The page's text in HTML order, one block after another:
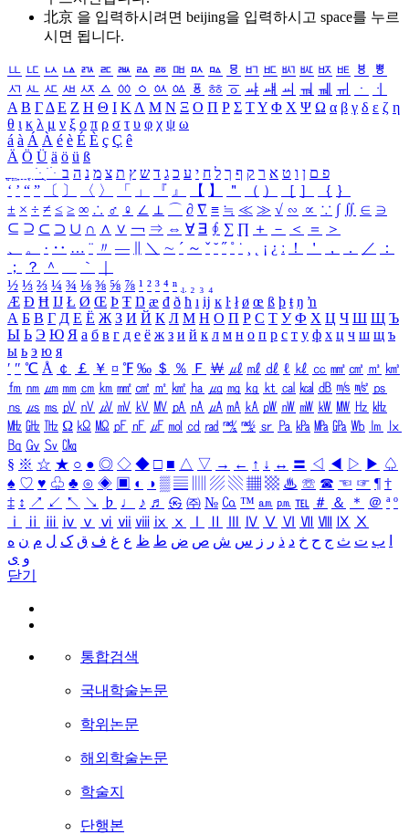
北京 을 입력하시려면 beijing을 입력하시고 space를 누르
시면 됩니다.
ㅥ ㅦ ㅧ ㅨ ㅩ ㅪ ㅫ ㅬ ㅭ ㅮ ㅯ ㅰ ㅱ ㅲ ㅳ ㅴ ㅵ ㅶ ㅷ ㅸ
ㅹ
ㅺ ㅻ ㅼ ㅽ ㅾ ㅿ ㆀ ㆁ ㆂ ㆃ ㆄ ㆅ ㆆ ㆇ ㆈ ㆉ ㆊ ㆋ ㆌ ㆍ
ㆎ
Α Β ΓΔ Ε Ζ Η Θ Ι ΚΛ Μ Ν Ξ Ο Π Ρ Σ ΤΥ Φ Χ Ψ Ω α β γ δ ε ζ η
θ ι κ λ μ ν ξ ο π ρ σ τ υ φ χ ψ ω
á à Á À é è É È ç Ç ê
Ä Ö Ü ä ö ü ß
ִֶֹ ֻּ ׁׂ פ ם ן ו ט א ר ק ף ך ל ח י ע כ ג ד ש ץ ת צ מ נ ה ב
‘ ’ “ ” 〔 〕 〈 〉 「 」 『 』 【 】 ＂ （ ） ［ ］ ｛ ｝
± × ÷ ≠ ≤ ≥ ∞ ∴ ♂ ♀ ∠ ⊥ ⌒ ∂ ∇ ≡ ≒ ≪ ≫ √ ∽ ∝ ∵ ∫ ∬ ∈ ∋
⊆ ⊇ ⊂ ⊃ ∪ ∩ ∧ ∨ ￢ ⇒ ⇔ ∀ ∃ ∮ ∑ ∏ ＋ － ＜ ＝
＞
、
。 · ‥ … ¨ 〃 ― ＼ ∼ ´ ～ ˇ ˘ ˝ ˚ ˙ ¸ ¡ ¿ ː ！ ＇ ， ． ／
：
；
？ ＾ ｀
½ ⅓ ⅔ ¼ ¾ ⅛ ⅜ ⅝ ⅞ ¹ ² ³ ⁴ ⁿ ₁ ₂ ₃ ₄
Æ Ð Ħ Ĳ Ł Ø Œ Þ Ŧ Ŋ æ đ ð ħ ı ĳ ĸ ŀ ł ø œ ß þ ŧ ŋ ŉ
А Б В Г Д Е Ё Ж З И Й К Л М Н О П Р С Т У Ф Х Ц Ч Ш Щ Ъ
Ы Ь Э Ю Я а б в г д е ё ж з и й к л м н о п р с т у ф х ц ч ш щ ъ
ы ь э ю я
′ ″ ℃ Å ￠ ￡ ￥ ¤ ℉ ‰ ＄ ％ Ｆ ￦ ㎕ ㎖ ㎗ ℓ ㎘ ㏄ ㎣ ㎤ ㎥ ㎦
㎙ ㎚ ㎛ ㎜ ㎝ ㎞ ㎟ ㎠ ㎡ ㎢ ㏊ ㎍ ㎎ ㎏ ㏏ ㎈ ㎉ ㏈ ㎧ ㎨ ㎰
㎱ ㎲ ㎳ ㎴ ㎵ ㎶ ㎷ ㎸ ㎹ ㎀ ㎁ ㎂ ㎃ ㎄ ㎺ ㎻ ㎽ ㎾ ㎿ ㎐ ㎑
㎒ ㎓ ㎔ Ω ㏀ ㏁ ㎊ ㎋ ㎌ ㏖ ㏅ ㎭ ㎮ ㎯ ㏛ ㎩ ㎪ ㎫ ㎬ ㏝ ㏐
㏓
㏃ ㏉ ㏜ ㏆
§ ※ ☆ ★ ○ ● ◎ ◇ ◆ □ ■ △ ▽ → ← ↑ ↓ ↔ 〓 ◁ ◀ ▷ ▶ ♤
♠ ♡ ♥ ♧ ♣ ⊙ ◈ ▣ ◐ ◑ ▒ ▤ ▨ ▧ ▦ ▩ ♨ ☏ ☎ ☜ ☞ ¶ †
‡ ↕ ↗ ↙ ↖ ↘ ♭ ♩ ♪ ♬ ㉿ ㈜ № ㏇ ™ ㏂ ㏘ ℡ ＃ ＆ ＊ ＠ ª º
ⅰ
ⅱ ⅲ ⅳ ⅴ ⅵ ⅶ ⅷ ⅸ ⅹ Ⅳ Ⅴ Ⅵ Ⅶ Ⅷ Ⅸ Ⅹ
ب ت ث ج ح خ د ذ ر ز س ش ص ض ط ظ ع غ ف ق ک ل م ن ه
و ی
닫기
통합검색
국내학술논문
학위논문
해외학술논문
학술지
단행본